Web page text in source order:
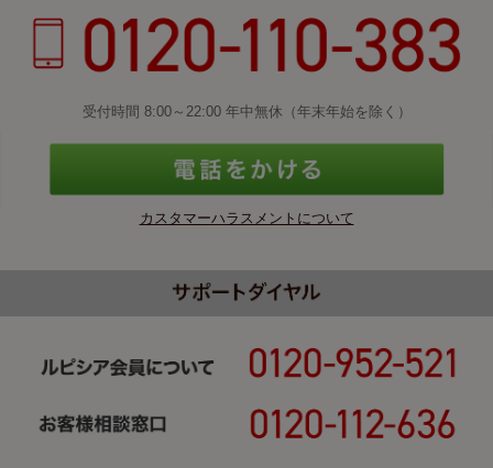
受付時間 8:00～22:00 年中無休（年末年始を除く）
カスタマーハラスメントについて